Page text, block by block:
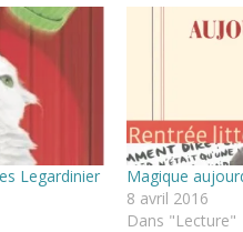
Legardinier
Magique
8 avril 2016
Dans "Lecture"